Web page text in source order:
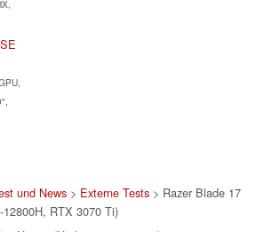
und News > Externe Tests > Razer Blade 17
12800H, RTX 3070 Ti)